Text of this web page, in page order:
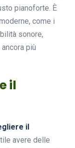
pianoforte. È
come i
sonore,
più
il
il
avere delle